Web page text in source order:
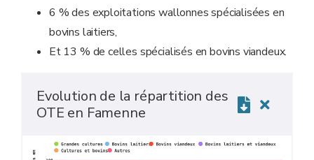
6 % des exploitations wallonnes spécialisées en
bovins laitiers,
Et 13 % de celles spécialisés en bovins viandeux.
Evolution de la répartition des
OTE en Famenne